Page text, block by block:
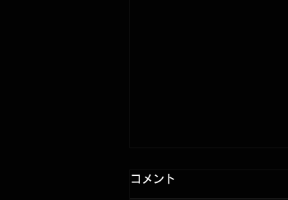
コメント